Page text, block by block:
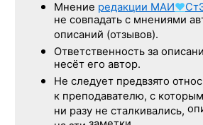
Мнение редакции МАИ♥
не совпадать с мнениями
описаний (отзывов).
Ответственность за
несёт его автор.
Не следует предвзято
к преподавателю, с которым
ни разу не сталкивались,